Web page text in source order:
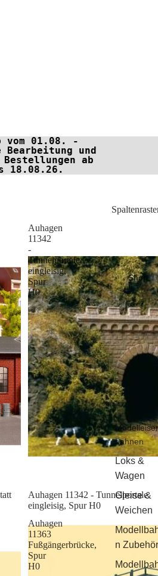
Shop
bahnen
Loks &
Wagen
Gleise &
Weichen
n Zubehör
vom 01.08. -
und
ab
18.08.26.
Auhagen
11342
-
Tunnelportale
eingleisig,
Spur
H0
Auhagen 11342 - Tunnelportale
eingleisig, Spur H0
Auhagen
11363
Fußgängerbrücke,
Spur
H0